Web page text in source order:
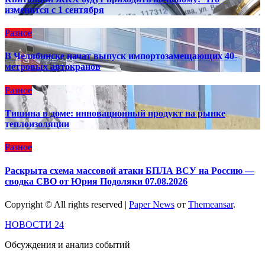
изменится с 1 сентября
Разное
В Челябинске начат выпуск импортозамещающих 40-
метровых автокранов
Разное
Тишина в доме: инновационный продукт на рынке
теплоизоляции
Разное
Раскрыта схема массовой атаки БПЛА ВСУ на Россию —
сводка СВО от Юрия Подоляки 07.08.2026
Copyright © All rights reserved | Paper News от Themeansar.
НОВОСТИ 24
Обсуждения и анализ событий